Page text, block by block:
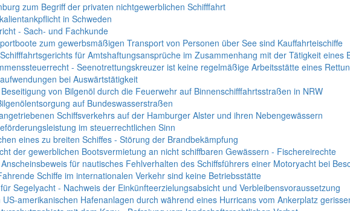
zum Begriff der privaten nichtgewerblichen Schifffahrt
in Schweden
- Sach- und Fachkunde
zum gewerbsmäßigen Transport von Personen über See sind Kauffahrteischiffe
für Amtshaftungsansprüche im Zusammenhang mit der Tätigkeit
- Seenotrettungskreuzer ist keine regelmäßige Arbeitsstätte eines
bei Auswärtstätigkeit
von Bilgenöl durch die Feuerwehr auf Binnenschifffahrtsstraßen in NRW
auf Bundeswasserstraßen
Schiffsverkehrs auf der Hamburger Alster und ihren Nebengewässern
im steuerrechtlichen Sinn
eines zu breiten Schiffes - Störung der Brandbekämpfung
der gewerblichen Bootsvermietung an nicht schiffbaren Gewässern - Fischereirechte
für nautisches Fehlverhalten des Schiffsführers einer Motoryacht bei
Schiffe im internationalen Verkehr sind keine Betriebsstätte
Segelyacht - Nachweis der Einkünfteerzielungsabsicht und Verbleibensvoraussetzung
US-amerikanischen Hafenanlagen durch während eines Hurricans vom Ankerplatz